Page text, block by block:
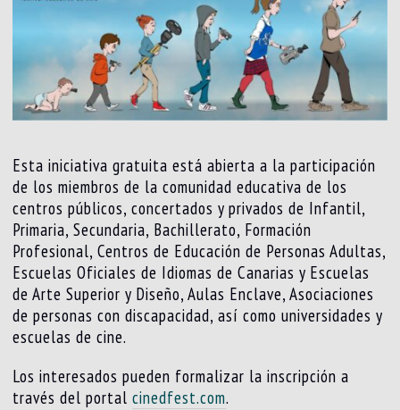
Esta iniciativa gratuita está abierta a la participación
de los miembros de la comunidad educativa de los
centros públicos, concertados y privados de Infantil,
Primaria, Secundaria, Bachillerato, Formación
Profesional, Centros de Educación de Personas Adultas,
Escuelas Oficiales de Idiomas de Canarias y Escuelas
de Arte Superior y Diseño, Aulas Enclave, Asociaciones
de personas con discapacidad, así como universidades y
escuelas de cine.
Los interesados pueden formalizar la inscripción a
través del portalcinedfest.com.